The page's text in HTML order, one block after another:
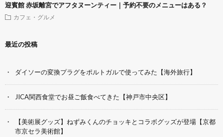
迎賓館 赤坂離宮でアフタヌーンティー｜予約不要のメニューはある？
カフェ・グルメ
最近の投稿
ダイソーの変換プラグをポルトガルで使ってみた【海外旅行】
JICA関西食堂でお昼ご飯食べてきた【神戸市中央区】
【美術展グッズ】ねずみくんのチョッキとコラボグッズが登場【京都
市京セラ美術館】